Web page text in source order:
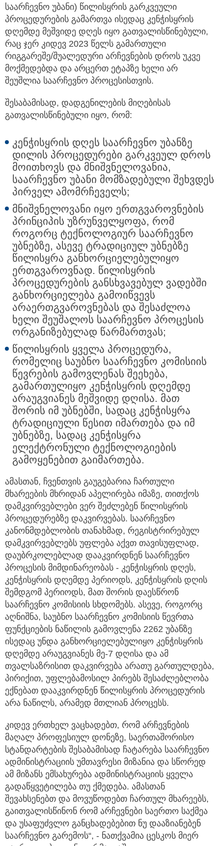
საარჩევნო უბანი) წილისყრის გარკვეული
პროცედურების გამართვა ისედაც კენჭისყრის
დღემდე მეშვიდე დღეს იყო გათვალისწინებული,
რაც ჯერ კიდევ 2023 წელს გამართული
რიგგარეშე/შუალედური არჩევნების დროს უკვე
მოქმედებდა და არცერთ ეტაპზე ხელი არ
შეუშლია საარჩევნო პროცესისთვის.
შესაბამისად, დადგენილების მიღებისას
გათვალისწინებული იყო, რომ:
კენჭისყრის დღეს საარჩევნო უბანზე
დილის პროცედურები გარკვეულ დროს
მოითხოვს და მნიშვნელოვანია,
საარჩევნო უბანი მომზადებული შეხვდეს
პირველ ამომრჩეველს;
მნიშვნელოვანი იყო ერთგვაროვნების
პრინციპის უზრუნველყოფა, რომ
როგორც ტექნოლოგიურ საარჩევნო
უბნებზე, ასევე ტრადიციულ უბნებზე
წილისყრა განხორციელებულიყო
ერთგვაროვნად. წილისყრის
პროცედურების განსხვავებულ ვადებში
განხორციელება გამოიწვევს
არაერთგვაროვნებას და შესაძლოა
ხელი შეუშალოს საარჩევნო პროცესის
ორგანიზებულად წარმართვას;
წილისყრის ყველა პროცედურა,
რომელიც საუბნო საარჩევნო კომისიის
წევრების გამოვლენას შეეხება,
გამართულიყო კენჭისყრის დღემდე
არაუგვიანეს მეშვიდე დღისა. მათ
შორის იმ უბნებში, სადაც კენჭისყრა
ტრადიციული წესით იმართება და იმ
უბნებზე, სადაც კენჭისყრა
ელექტრონული ტექნოლოგიების
გამოყენებით გაიმართება.
ამასთან, ჩვენთვის გაუგებარია ჩართული
მხარეების მხრიდან აპელირება იმაზე, თითქოს
დამკვირვებლები ვერ შეძლებენ წილისყრის
პროცედურებზე დაკვირვებას. საარჩევნო
კანონმდებლობის თანახმად, რეგისტრირებულ
დამკვირვებლებს უფლება აქვთ თავისუფლად,
დაუბრკოლებლად დააკვირდნენ საარჩევნო
პროცესის მიმდინარეობას - კენჭისყრის დღეს,
კენჭისყრის დღემდე პერიოდს, კენჭისყრის დღის
შემდგომ პერიოდს, მათ შორის დაესწრონ
საარჩევნო კომისიის სხდომებს. ასევე, როგორც
აღნიშნა, საუბნო საარჩევნო კომისიის წევრთა
ფუნქციების ნაწილის გამოვლენა 2262 უბანზე
ისედაც უნდა განხორციელებულიყო კენჭისყრის
დღემდე არაუგვიანეს მე-7 დღისა და ამ
თვალსაზრისით დაკვირვება არათუ გართულდება,
პირიქით, უფლებამოსილ პირებს შესაძლებლობა
ექნებათ დააკვირდნენ წილისყრის პროცედურის
არა ნაწილს, არამედ მთლიან პროცესს.
კიდევ ერთხელ ვაცხადებთ, რომ არჩევნების
მაღალ პროფესიულ დონეზე, საერთაშორისო
სტანდარტების შესაბამისად ჩატარება საარჩევნო
ადმინისტრაციის უმთავრესი მიზანია და სწორედ
ამ მიზანს ემსახურება ადმინისტრაციის ყველა
გადაწყვეტილება თუ ქმედება. ამასთან
შევახსენებთ და მოვუწოდებთ ჩართულ მხარეებს,
გაითვალისწინონ რომ არჩევნები საერთო საქმეა
და უსაფუძვლო განცხადებებით ნუ დააზიანებენ
საარჩევნო გარემოს“, - ნათქვამია ცესკოს მიერ